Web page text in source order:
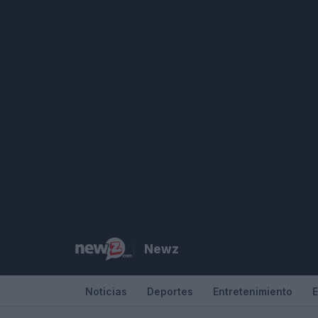
Newz
Noticias Deportes Entretenimiento